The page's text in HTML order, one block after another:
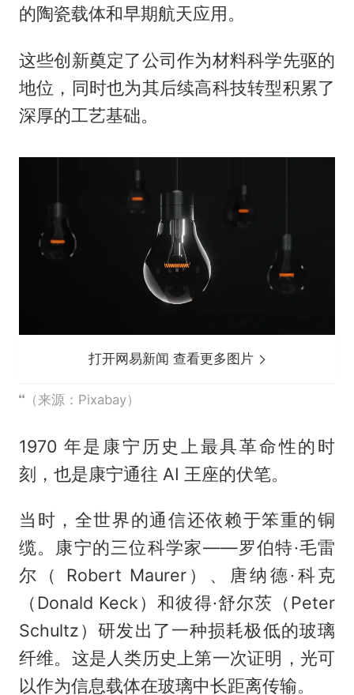
的陶瓷载体和早期航天应用。
这些创新奠定了公司作为材料科学先驱的
地位，同时也为其后续高科技转型积累了
深厚的工艺基础。
打开网易新闻 查看更多图片
（来源：Pixabay）
1970 年是康宁历史上最具革命性的时
刻，也是康宁通往 AI 王座的伏笔。
当时，全世界的通信还依赖于笨重的铜
缆。康宁的三位科学家——罗伯特·毛雷
尔（ Robert Maurer）、唐纳德·科克
（Donald Keck）和彼得·舒尔茨（Peter
Schultz）研发出了一种损耗极低的玻璃
纤维。这是人类历史上第一次证明，光可
以作为信息载体在玻璃中长距离传输。